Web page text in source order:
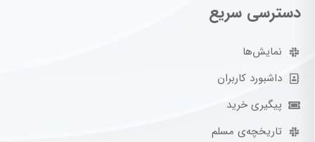
دسترسی سریع
نمایش‌ها
داشبورد کاربران
پیگیری خرید
تاریخچه‌ی مسلم